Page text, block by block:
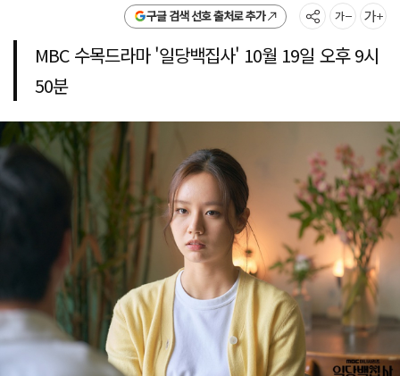
구글 검색 선호 출처로 추가
MBC 수목드라마 '일당백집사' 10월 19일 오후 9시
50분